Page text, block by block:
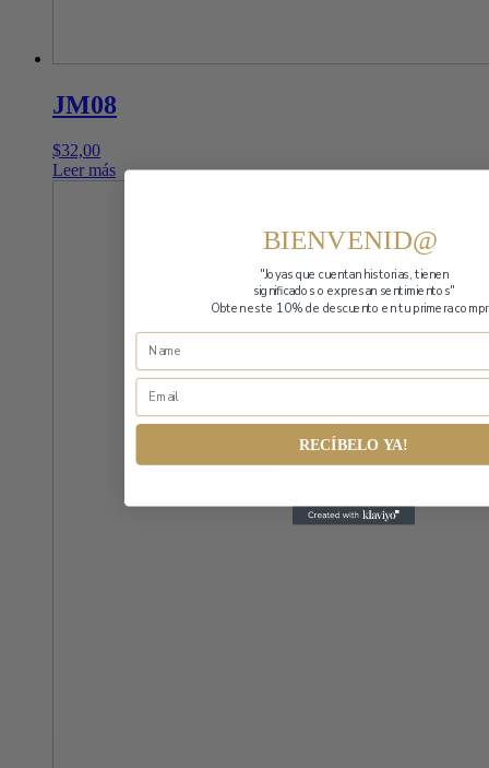
JM08
$32,00
Leer más
BIENVENID@
"Joyas que cuentan historias,tienen
significados o expresan sentimientos"
Obten este 10% de descuento en tu primera
RECÍBELO YA!